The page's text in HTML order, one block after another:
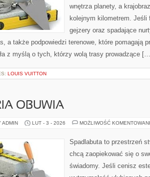
wnętrza planety, a
kolejnym kilometrem. Jeśli
gejzery oraz spadające
a także podpowiedzi terenowe, które pomagają
z myślą o tych, którzy wolą trasy prowadzące
LOUIS VUITTON
OBUWIA
ADMIN LUT - 3 - 2026 MOŻLIWOŚĆ
Spadlabuta to przestrzeń
chcą zaopiekować się o
świadomy. Jeśli cenisz